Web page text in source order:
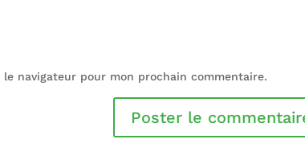
navigateur pour mon prochain commentaire.